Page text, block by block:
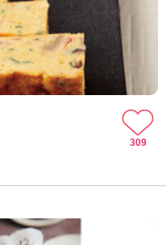
309